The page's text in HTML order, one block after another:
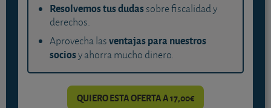
Resolvemos tus dudassobre fiscalidad y
derechos.
Aprovecha lasventajas para nuestros
sociosy ahorra mucho dinero.
QUIERO ESTA OFERTA A 17,00€